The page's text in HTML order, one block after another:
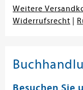
Weitere
Widerrufsrecht